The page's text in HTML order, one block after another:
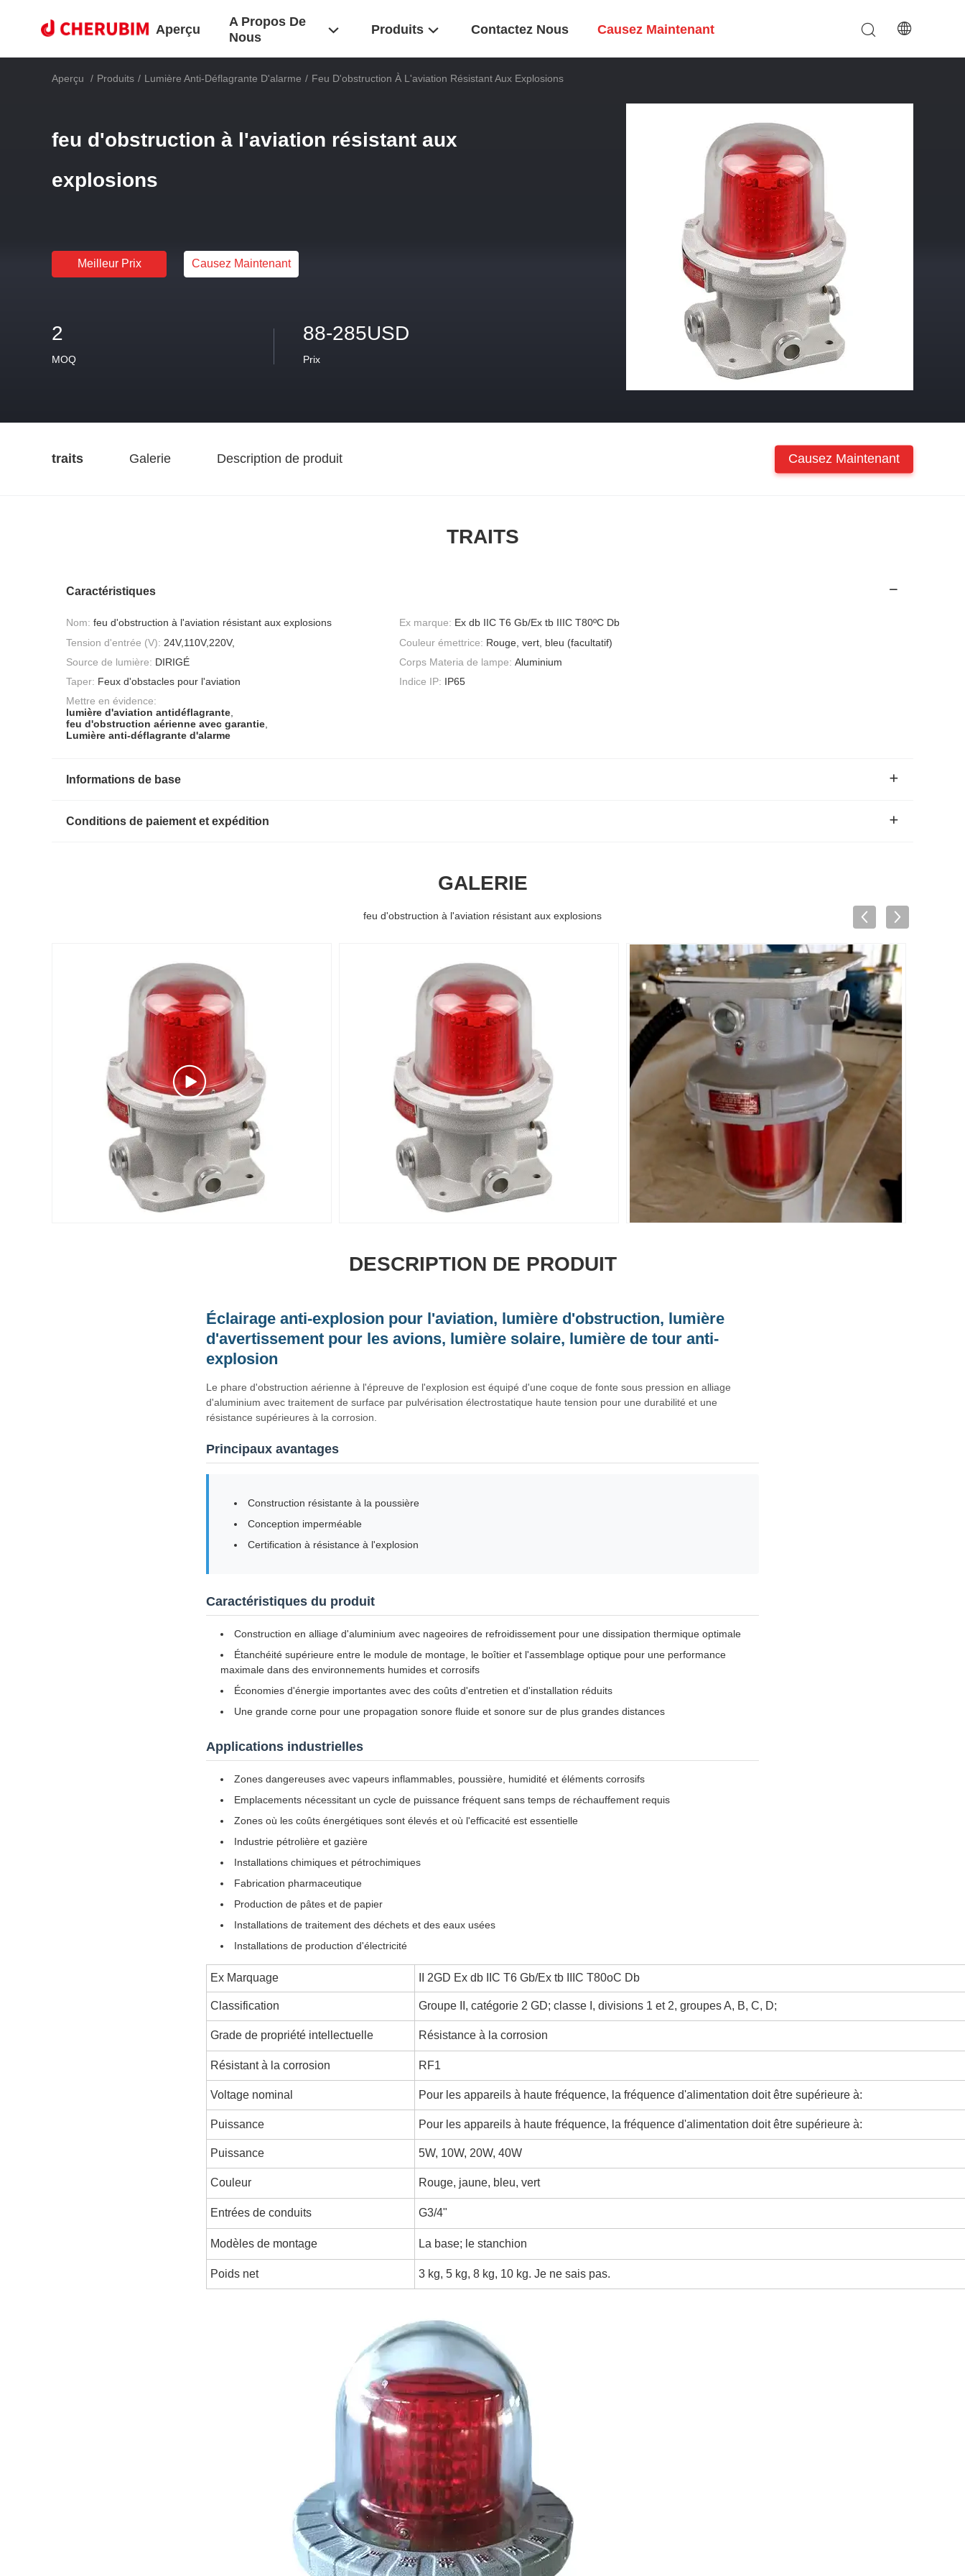
Aperçu
A Propos De
Nous
Produits Contactez Nous Causez Maintenant
Aperçu / Produits / Lumière Anti-Déflagrante D'alarme / Feu D'obstruction À L'aviation Résistant Aux Explosions
feu d'obstruction à l'aviation résistant aux
explosions
Meilleur Prix Causez Maintenant
2
MOQ
88-285USD
Prix
traits Galerie Description de produit Causez Maintenant
TRAITS
Caractéristiques
Nom: feu d'obstruction à l'aviation résistant aux explosions Ex marque: Ex db IIC T6 Gb/Ex tb IIIC T80ºC Db
Tension d'entrée (V): 24V,110V,220V, Couleur émettrice: Rouge, vert, bleu (facultatif)
Source de lumière: DIRIGÉ Corps Materia de lampe: Aluminium
Taper: Feux d'obstacles pour l'aviation Indice IP: IP65
Mettre en évidence:
lumière d'aviation antidéflagrante,
feu d'obstruction aérienne avec garantie,
Lumière anti-déflagrante d'alarme
Informations de base
Conditions de paiement et expédition
GALERIE
feu d'obstruction à l'aviation résistant aux explosions
DESCRIPTION DE PRODUIT
Éclairage anti-explosion pour l'aviation, lumière d'obstruction, lumière
d'avertissement pour les avions, lumière solaire, lumière de tour anti-
explosion
Le phare d'obstruction aérienne à l'épreuve de l'explosion est équipé d'une coque de fonte sous pression en alliage
d'aluminium avec traitement de surface par pulvérisation électrostatique haute tension pour une durabilité et une
résistance supérieures à la corrosion.
Principaux avantages
Construction résistante à la poussière
Conception imperméable
Certification à résistance à l'explosion
Caractéristiques du produit
Construction en alliage d'aluminium avec nageoires de refroidissement pour une dissipation thermique optimale
Étanchéité supérieure entre le module de montage, le boîtier et l'assemblage optique pour une performance
maximale dans des environnements humides et corrosifs
Économies d'énergie importantes avec des coûts d'entretien et d'installation réduits
Une grande corne pour une propagation sonore fluide et sonore sur de plus grandes distances
Applications industrielles
Zones dangereuses avec vapeurs inflammables, poussière, humidité et éléments corrosifs
Emplacements nécessitant un cycle de puissance fréquent sans temps de réchauffement requis
Zones où les coûts énergétiques sont élevés et où l'efficacité est essentielle
Industrie pétrolière et gazière
Installations chimiques et pétrochimiques
Fabrication pharmaceutique
Production de pâtes et de papier
Installations de traitement des déchets et des eaux usées
Installations de production d'électricité
Ex Marquage II 2GD Ex db IIC T6 Gb/Ex tb IIIC T80oC Db
Classification Groupe II, catégorie 2 GD; classe I, divisions 1 et 2, groupes A, B, C, D;
Grade de propriété intellectuelle Résistance à la corrosion
Résistant à la corrosion RF1
Voltage nominal Pour les appareils à haute fréquence, la fréquence d'alimentation doit être supérieure à:
Puissance Pour les appareils à haute fréquence, la fréquence d'alimentation doit être supérieure à:
Puissance 5W, 10W, 20W, 40W
Couleur Rouge, jaune, bleu, vert
Entrées de conduits G3/4"
Modèles de montage La base; le stanchion
Poids net 3 kg, 5 kg, 8 kg, 10 kg. Je ne sais pas.